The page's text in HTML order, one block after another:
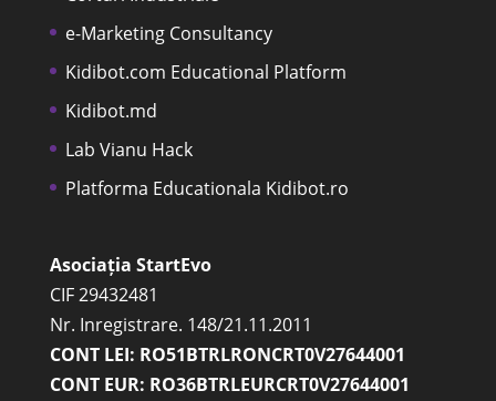
e-Marketing Consultancy
Kidibot.com Educational Platform
Kidibot.md
Lab Vianu Hack
Platforma Educationala Kidibot.ro
Asociația StartEvo
CIF 29432481
Nr. Inregistrare. 148/21.11.2011
CONT LEI: RO51BTRLRONCRT0V27644001
CONT EUR: RO36BTRLEURCRT0V27644001